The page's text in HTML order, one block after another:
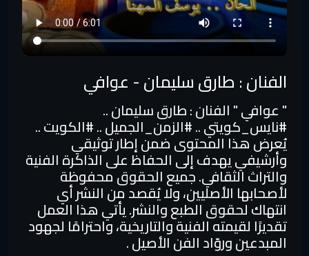
الفنان : طارق سليمان - عوافي
" عوافي " الفنان : طارق سليمان ..
#نايس_كويتي​ .. #الزمن_الجميل​ .. #الكويت​ ..
يُعرض هذا المحتوى ضمن إطار توثيقي
وأرشيفي يهدف إلى الحفاظ على الذاكرة الفنية
والتراث الثقافي. جميع الحقوق محفوظة
لأصحابها الأصليين، ولا يُقصد من النشر أي
انتهاك لحقوق الطبع والنشر. يأتي هذا العمل
تقديرًا لقيمته الفنية والتاريخية، واحترامًا لجهود
المبدعين وروّاد الفن الأصيل .